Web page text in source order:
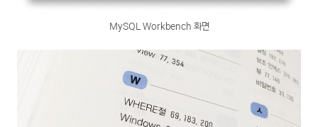
MySQL Workbench 화면